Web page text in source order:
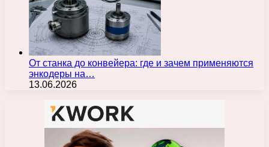
От станка до конвейера: где и зачем применяются
энкодеры на…
13.06.2026